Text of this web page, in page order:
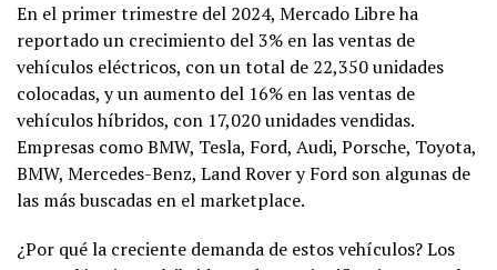
En el primer trimestre del 2024, Mercado Libre ha
reportado un crecimiento del 3% en las ventas de
vehículos eléctricos, con un total de 22,350 unidades
colocadas, y un aumento del 16% en las ventas de
vehículos híbridos, con 17,020 unidades vendidas.
Empresas como BMW, Tesla, Ford, Audi, Porsche, Toyota,
BMW, Mercedes-Benz, Land Rover y Ford son algunas de
las más buscadas en el marketplace.
¿Por qué la creciente demanda de estos vehículos? Los